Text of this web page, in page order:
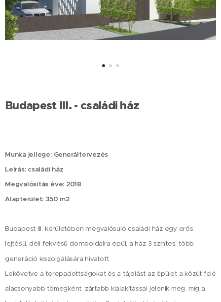
Budapest III. - családi ház
Munka jellege: Generáltervezés
Leírás: családi ház
Megvalósítás éve: 2018
Alapterület: 350 m2
Budapest III. kerületében megvalósuló családi ház egy erős
lejtésű, déli fekvésű domboldalra épül, a ház 3 szintes, több
generáció kiszolgálására hivatott.
Lekövetve a terepadottságokat és a tájolást az épület a közút felé
alacsonyabb tömegként, zártabb kialakítással jelenik meg, míg a